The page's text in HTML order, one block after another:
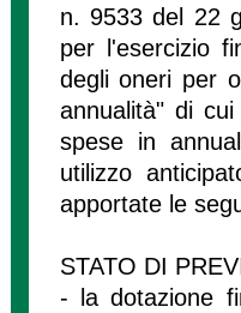
n. 9533 del 22
per l'esercizio
degli oneri per
annualità" di
spese in
utilizzo
apportate le
STATO DI
- la dotazione